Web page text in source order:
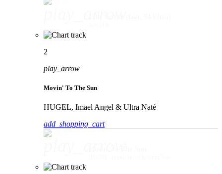
2
play_arrow
Movin' To The Sun
HUGEL, Imael Angel & Ultra Naté
add_shopping_cart